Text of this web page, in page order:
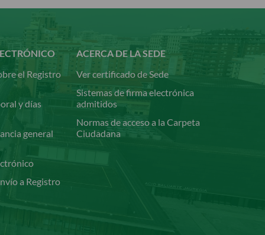
el Registro
y días
general
a Registro
ACERCA DE LA SEDE
Ver certificado de Sede
Sistemas de firma electrónica
admitidos
Normas de acceso a la Carpeta
Ciudadana